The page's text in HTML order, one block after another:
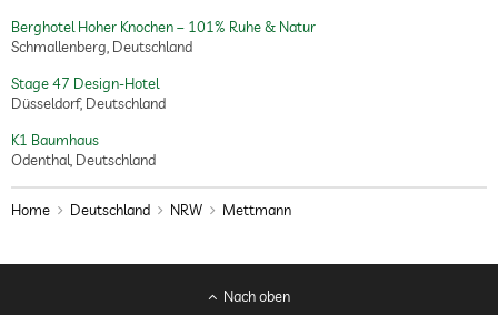
Berghotel Hoher Knochen – 101% Ruhe & Natur
Schmallenberg, Deutschland
Stage 47 Design-Hotel
Düsseldorf, Deutschland
K1 Baumhaus
Odenthal, Deutschland
Home Deutschland NRW Mettmann
Nach oben